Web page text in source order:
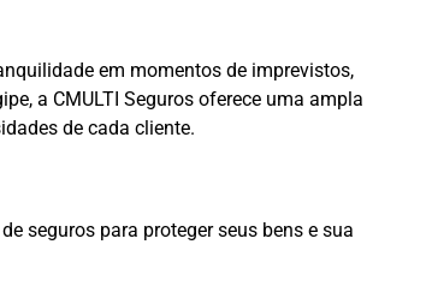
em momentos de imprevistos,
a CMULTI Seguros oferece uma ampla
de cada cliente.
seguros para proteger seus bens e sua